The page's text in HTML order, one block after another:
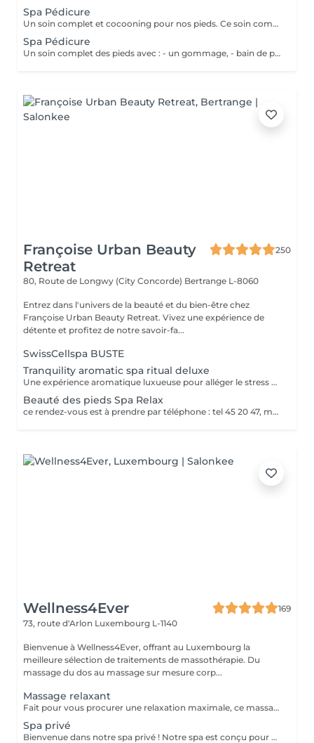
Spa Pédicure
Un soin complet et cocooning pour nos pieds. Ce soin comprend: - Un gommage - Une pédicure afin de soigner les ongles et les callosités des pieds - un massage (plus long que dans nos simple prestations de pédicure)
Spa Pédicure
Un soin complet des pieds avec : - un gommage, - bain de pieds, - pédicure pour le soin des ongles et traitement des peaux - d'un massage des pieds.
Françoise Urban Beauty
Retreat
250
80, Route de Longwy (City Concorde) Bertrange L-8060
Entrez dans l'univers de la beauté et du bien-être chez
Françoise Urban Beauty Retreat. Vivez une expérience de
détente et profitez de notre savoir-fa...
SwissCellspa BUSTE
Tranquility aromatic spa ritual deluxe
Une expérience aromatique luxueuse pour alléger le stress et la tension. Ce massage relaxera votre corps et votre esprit en profondeur. Il vous procurera un sentiment agréable de bien-être, de décontraction des muscles, une meilleure circulation sanguine, de l'hydratation et de la tonicité.
Beauté des pieds Spa Relax
ce rendez-vous est à prendre par téléphone : tel 45 20 47, merci
Wellness4Ever
169
73, route d'Arlon Luxembourg L-1140
Bienvenue à Wellness4Ever, offrant au Luxembourg la
meilleure sélection de traitements de massothérapie. Du
massage du dos au massage sur mesure corp...
Massage relaxant
Fait pour vous procurer une relaxation maximale, ce massage soulage les tensions et améliore la circulation, inondant votre corps de paix et de tranquillité.
Spa privé
Bienvenue dans notre spa privé ! Notre spa est conçu pour vous offrir une expérience relaxante et rajeunissante. Nous proposons un forfait pour deux personnes au prix de 2000 , qui comprend l'accès à nos installations et services de luxe. Votre forfait comprend Hammam : Notre bain turc traditionnel vous laissera une sensation de revitalisation. L'environnement vaporeux est parfait pour se détendre et désintoxiquer la peau. Sauna : Notre sauna vous aidera à évacuer toutes les toxines présentes dans votre corps et à soulager les tensions musculaires. Jacuzzi : notre jacuzzi spacieux est l'endroit idéal pour se détendre et se baigner dans une eau chaude et pétillante. Serviettes : Nous fournissons des serviettes de qualité supérieure pour votre confort et votre commodité pendant votre visite. Eau purifiée avec fruits : Restez hydraté avec notre eau purifiée infusée de fruits frais. Bouteille de champagne : sirotez une bouteille de champagne gratuite pendant que vous vous détendez dans notre spa. Deux massages d'une heure : Nos massothérapeutes expérimentés vous prodigueront un massage apaisant qui vous aidera à relâcher toute tension et vous laissera une sensation de détente totale. Notre spa privé est l'endroit idéal pour échapper au stress de la vie quotidienne et se faire dorloter. Nous veillons à ce que votre visite soit une expérience inoubliable. N'hésitez pas à nous contacter pour plus d'informations et/ou pour réserver : infowellness4ever@gmail.com